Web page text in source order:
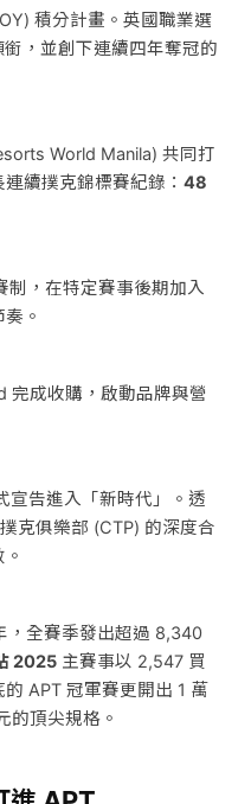
積分計畫。英國職業選
，並創下連續四年奪冠的
World Manila) 共同打
續撲克錦標賽紀錄： 48
，在特定賽事後期加入
。
完成收購，啟動品牌與營
宣告進入「新時代」。透
克俱樂部 (CTP) 的深度合
，全賽季發出超過 8,340
2025 主賽事以 2,547 買
APT 冠軍賽更開出 1 萬
的頂尖規格。